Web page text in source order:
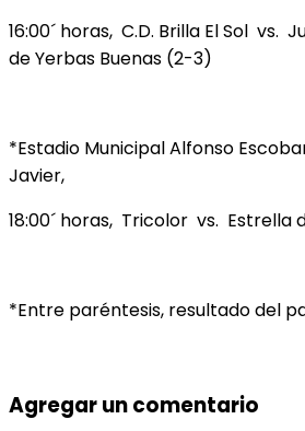
16:00´ horas, C.D. Brilla El Sol vs.
de Yerbas Buenas (2-3)
*Estadio Municipal Alfonso
Javier,
18:00´ horas, Tricolor vs. Estrella
*Entre paréntesis, resultado del
Agregar un comentario